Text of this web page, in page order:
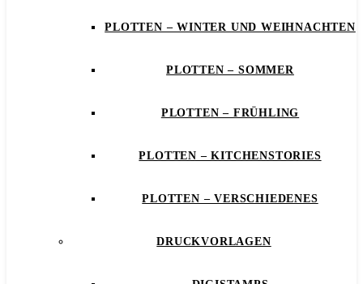
PLOTTEN – WINTER UND WEIHNACHTEN
PLOTTEN – SOMMER
PLOTTEN – FRÜHLING
PLOTTEN – KITCHENSTORIES
PLOTTEN – VERSCHIEDENES
DRUCKVORLAGEN